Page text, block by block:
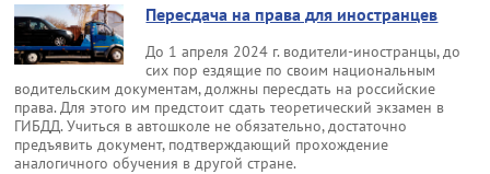
Пересдача на права для иностранцев
До 1 апреля 2024 г. водители-иностранцы, до
сих пор ездящие по своим национальным
водительским документам, должны пересдать на российские
права. Для этого им предстоит сдать теоретический экзамен в
ГИБДД. Учиться в автошколе не обязательно, достаточно
предъявить документ, подтверждающий прохождение
аналогичного обучения в другой стране.